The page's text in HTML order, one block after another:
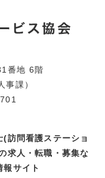
番地 6階
課）
訪問看護ステーショ
求人・転職・募集な
報サイト